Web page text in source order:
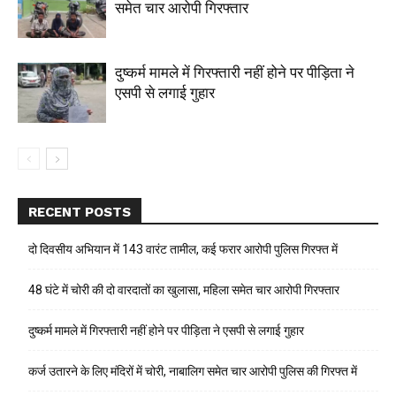
समेत चार आरोपी गिरफ्तार
दुष्कर्म मामले में गिरफ्तारी नहीं होने पर पीड़िता ने
एसपी से लगाई गुहार
RECENT POSTS
दो दिवसीय अभियान में 143 वारंट तामील, कई फरार आरोपी पुलिस गिरफ्त में
48 घंटे में चोरी की दो वारदातों का खुलासा, महिला समेत चार आरोपी गिरफ्तार
दुष्कर्म मामले में गिरफ्तारी नहीं होने पर पीड़िता ने एसपी से लगाई गुहार
कर्ज उतारने के लिए मंदिरों में चोरी, नाबालिग समेत चार आरोपी पुलिस की गिरफ्त में